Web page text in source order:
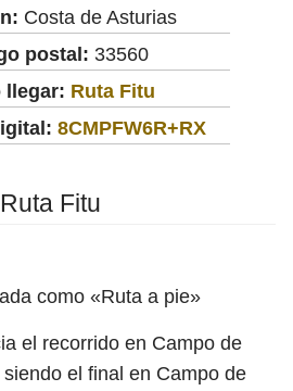
Costa de Asturias
postal: 33560
llegar: Ruta Fitu
8CMPFW6R+RX
Ruta Fitu
como «Ruta a pie»
el recorrido en Campo de
el final en Campo de